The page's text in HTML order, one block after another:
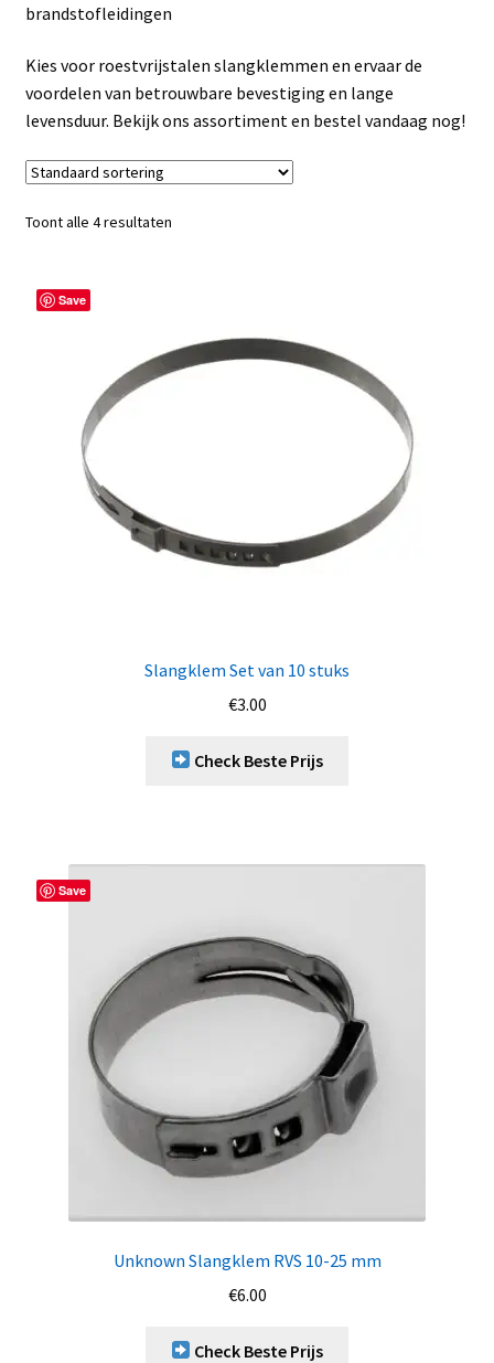
Overzicht
Privacybeleid
Retourbeleid
Videos
brandstofleidingen
Kies voor roestvrijstalen slangklemmen en ervaar de
voordelen van betrouwbare bevestiging en lange
levensduur. Bekijk ons assortiment en bestel vandaag nog!
Toont alle 4 resultaten
Save
Slangklem Set van 10 stuks
€3.00
Check Beste Prijs
Save
Unknown Slangklem RVS 10-25 mm
€6.00
Check Beste Prijs